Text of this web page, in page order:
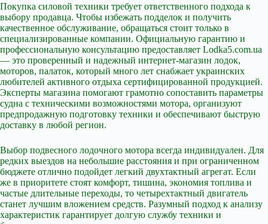
Покупка силовой техники требует ответственного подхода к
выбору продавца. Чтобы избежать подделок и получить
качественное обслуживание, обращаться стоит только в
специализированные компании. Официальную гарантию и
профессиональную консультацию предоставляет Lodka5.com.ua
— это проверенный и надежный интернет-магазин лодок,
моторов, палаток, который много лет снабжает украинских
любителей активного отдыха сертифицированной продукцией.
Эксперты магазина помогают грамотно сопоставить параметры
судна с техническими возможностями мотора, организуют
предпродажную подготовку техники и обеспечивают быструю
доставку в любой регион.
Выбор подвесного лодочного мотора всегда индивидуален. Для
редких выездов на небольшие расстояния и при ограниченном
бюджете отлично подойдет легкий двухтактный агрегат. Если
же в приоритете стоят комфорт, тишина, экономия топлива и
частые длительные переходы, то четырехтактный двигатель
станет лучшим вложением средств. Разумный подход к анализу
характеристик гарантирует долгую службу техники и